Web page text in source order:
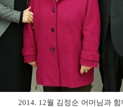
2014. 12월 김정순 어머님과